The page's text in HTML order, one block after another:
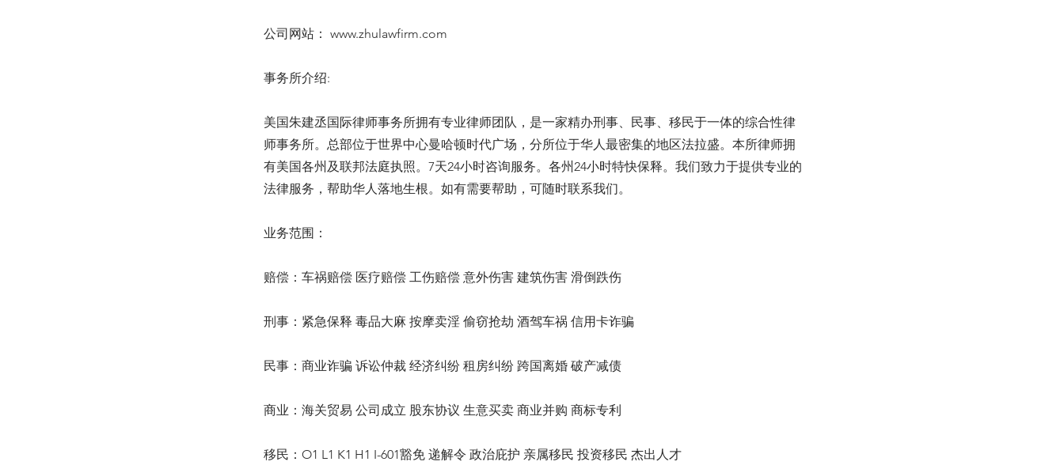
公司网站： www.zhulawfirm.com
事务所介绍:
美国朱建丞国际律师事务所拥有专业律师团队，是一家精办刑事、民事、移民于一体的综合性律
师事务所。总部位于世界中心曼哈顿时代广场，分所位于华人最密集的地区法拉盛。本所律师拥
有美国各州及联邦法庭执照。7天24小时咨询服务。各州24小时特快保释。我们致力于提供专业的
法律服务，帮助华人落地生根。如有需要帮助，可随时联系我们。
业务范围：
赔偿：车祸赔偿 医疗赔偿 工伤赔偿 意外伤害 建筑伤害 滑倒跌伤
刑事：紧急保释 毒品大麻 按摩卖淫 偷窃抢劫 酒驾车祸 信用卡诈骗
民事：商业诈骗 诉讼仲裁 经济纠纷 租房纠纷 跨国离婚 破产减债
商业：海关贸易 公司成立 股东协议 生意买卖 商业并购 商标专利
移民：O1 L1 K1 H1 I-601豁免 递解令 政治庇护 亲属移民 投资移民 杰出人才